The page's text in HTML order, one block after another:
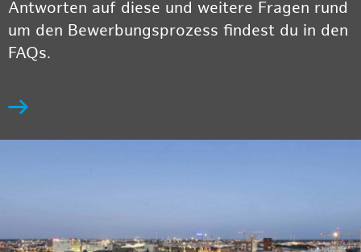
Antworten auf diese und weitere Fragen rund
um den Bewerbungsprozess findest du in den
FAQs.